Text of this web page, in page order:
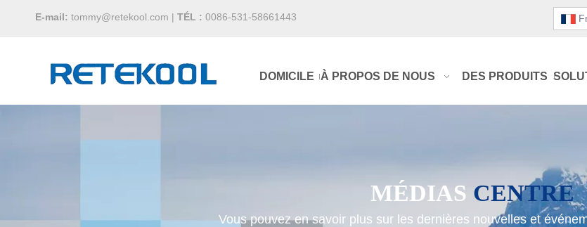
E-mail: tommy@retekool.com | TÉL : 0086-531-58661443
DOMICILE À PROPOS DE NOUS DES PRODUITS
MÉDIAS CENTRE
Vous pouvez en savoir plus sur les dernières nouvelles et